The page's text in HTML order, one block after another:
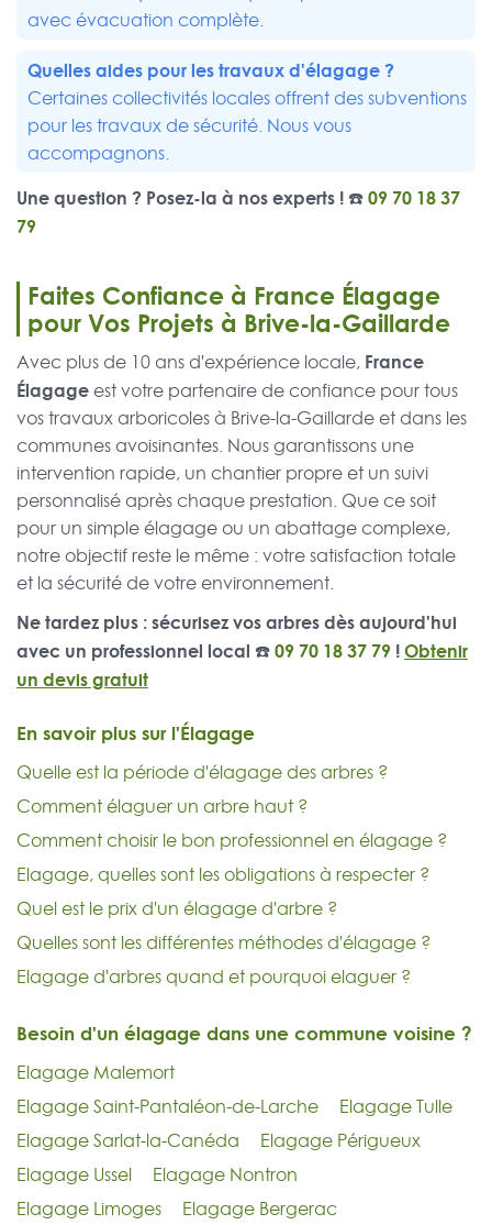
avec évacuation complète.
Quelles aides pour les travaux d'élagage ?
Certaines collectivités locales offrent des subventions
pour les travaux de sécurité. Nous vous
accompagnons.
Une question ? Posez-la à nos experts ! ☎️09 70 18 37
79
Faites Confiance à France Élagage
pour Vos Projets à Brive-la-Gaillarde
Avec plus de 10 ans d'expérience locale, France
Élagage est votre partenaire de confiance pour tous
vos travaux arboricoles à Brive-la-Gaillarde et dans les
communes avoisinantes. Nous garantissons une
intervention rapide, un chantier propre et un suivi
personnalisé après chaque prestation. Que ce soit
pour un simple élagage ou un abattage complexe,
notre objectif reste le même : votre satisfaction totale
et la sécurité de votre environnement.
Ne tardez plus : sécurisez vos arbres dès aujourd'hui
avec un professionnel local ☎️09 70 18 37 79 !Obtenir
un devis gratuit
En savoir plus sur l'Élagage
Quelle est la période d'élagage des arbres ?
Comment élaguer un arbre haut ?
Comment choisir le bon professionnel en élagage ?
Elagage, quelles sont les obligations à respecter ?
Quel est le prix d'un élagage d'arbre ?
Quelles sont les différentes méthodes d'élagage ?
Elagage d'arbres quand et pourquoi elaguer ?
Besoin d'un élagage dans une commune voisine ?
Elagage Malemort
Elagage Saint-Pantaléon-de-Larche
Elagage Tulle
Elagage Sarlat-la-Canéda
Elagage Périgueux
Elagage Ussel
Elagage Nontron
Elagage Limoges
Elagage Bergerac